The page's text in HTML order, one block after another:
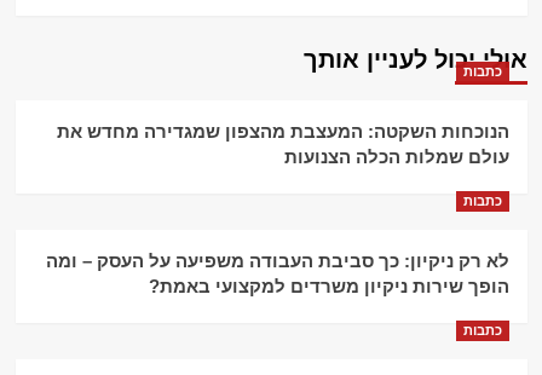
אולי יכול לעניין אותך
כתבות
הנוכחות השקטה: המעצבת מהצפון שמגדירה מחדש את
עולם שמלות הכלה הצנועות
כתבות
לא רק ניקיון: כך סביבת העבודה משפיעה על העסק – ומה
הופך שירות ניקיון משרדים למקצועי באמת?
כתבות